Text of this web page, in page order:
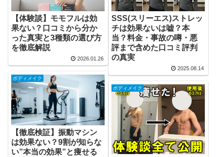
【体験談】モモフルは効
果ない？口コミから分か
った真実と3種類の選び方
を徹底解説
2026.01.26
SSS(スリーエス)ストレッ
チは効果ないは嘘？本
当？料金・事故の噂・悪
評まで含めた口コミ評判
の真実
2025.08.14
ボディメイク
【徹底検証】振動マシン
は効果ない？9割が知らな
い”本当の効果”と痩せる
ボディメイク